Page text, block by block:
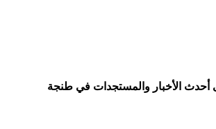
أحدث الأخبار والمستجدات في طنجة